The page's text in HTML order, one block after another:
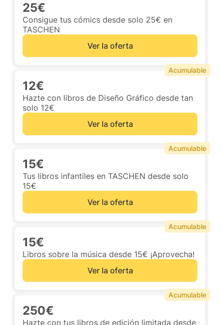
25€
Consigue tus cómics desde solo 25€ en
TASCHEN
Ver la oferta
12€
Hazte con libros de Diseño Gráfico desde tan
solo 12€
Ver la oferta
Acumulable
15€
Tus libros infantiles en TASCHEN desde solo
15€
Ver la oferta
Acumulable
15€
Libros sobre la música desde 15€ ¡Aprovecha!
Ver la oferta
Acumulable
250€
Hazte con tus libros de edición limitada desde
Acumulable